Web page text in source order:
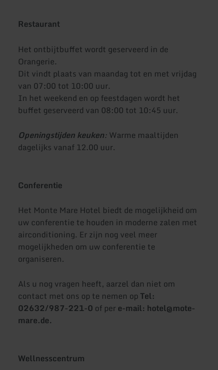
Restaurant
Het ontbijtbuffet wordt geserveerd in de
Orangerie.
Dit vindt plaats van maandag tot en met vrijdag
van 07:00 tot 10:00 uur.
In het weekend en op feestdagen wordt het
buffet geserveerd van 08:00 tot 10:45 uur.
Openingstijden keuken:Warme maaltijden
dagelijks vanaf 12.00 uur.
Conferentie
Het Monte Mare Hotel biedt de mogelijkheid om
uw conferentie te houden in moderne zalen met
airconditioning. Er zijn nog veel meer
mogelijkheden om uw conferentie te
organiseren.
Als u nog vragen heeft, aarzel dan niet om
contact met ons op te nemen opTel:
02632/987-221-0 of pere-mail: hotel@mote-
mare.de.
Wellnesscentrum